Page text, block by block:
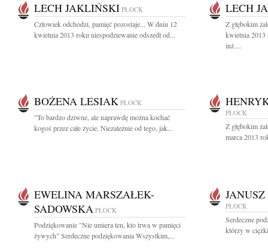
LECH JAKLIŃSKI PŁOCK
Człowiek odchodzi, pamięć pozostaje... W dniu 12
kwietnia 2013 roku niespodziewanie odszedł od...
LECH
Z głębokim
kwietnia 2013
inż....
BOŻENA LESIAK PŁOCK
"To bardzo dziwne, ale naprawdę można kochać
kogoś przez całe życie. Niezależnie od tego, jak...
PŁOCK
Z głębokim
marca 2013
EWELINA MARSZAŁEK-
SADOWSKA PŁOCK
Podziękowanie "Nie umiera ten, kto trwa w pamięci
żywych" Serdeczne podziękowania Wszystkim,...
PŁOCK
Serdeczne
którzy w